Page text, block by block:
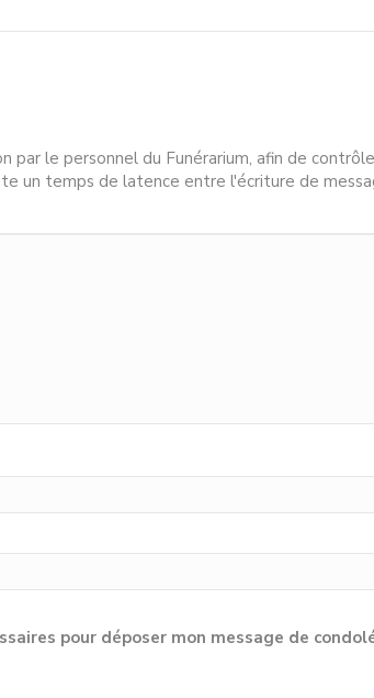
par le personnel du Funérarium, afin de
un temps de latence entre l'écriture de
pour déposer mon message de